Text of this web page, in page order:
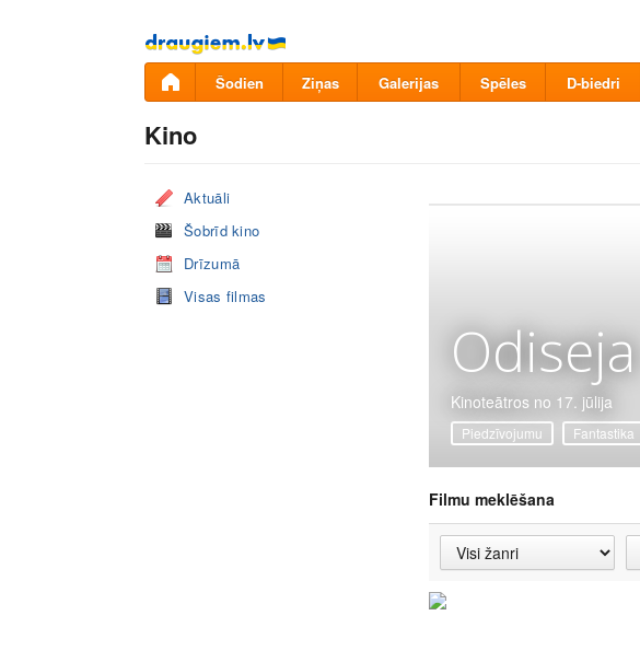
Pāriet
uz
saturu
Šodien Ziņas Galerijas Spēles D-biedri
Kino
Aktuāli
Šobrīd kino
Drīzumā
Visas filmas
Odiseja
Kinoteātros no 17. jūlija
Piedzīvojumu Fantastika
Filmu meklēšana